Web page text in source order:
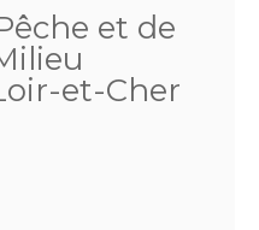
et de
et-Cher